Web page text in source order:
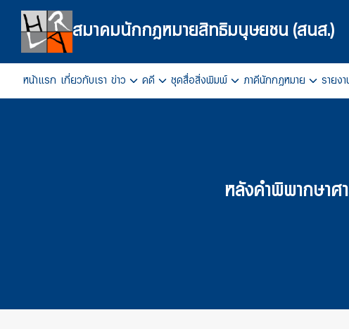
Skip
content
สมาคมนักกฎหมายสิทธิมนุษยชน (สนส.)
หน้าแรก เกี่ยวกับเรา ข่าว คดี ชุดสื่อสิ่งพิมพ์ ภาคีนักกฎหมาย รายงา
หลังคำพิพากษาศ